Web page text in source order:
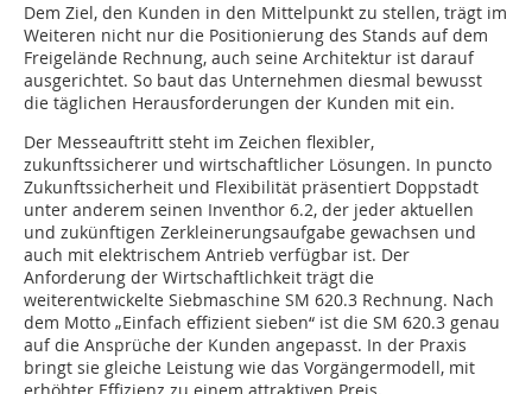
Dem Ziel, den Kunden in den Mittelpunkt zu stellen, trägt im
Weiteren nicht nur die Positionierung des Stands auf dem
Freigelände Rechnung, auch seine Architektur ist darauf
ausgerichtet. So baut das Unternehmen diesmal bewusst
die täglichen Herausforderungen der Kunden mit ein.
Der Messeauftritt steht im Zeichen flexibler,
zukunftssicherer und wirtschaftlicher Lösungen. In puncto
Zukunftssicherheit und Flexibilität präsentiert Doppstadt
unter anderem seinen Inventhor 6.2, der jeder aktuellen
und zukünftigen Zerkleinerungsaufgabe gewachsen und
auch mit elektrischem Antrieb verfügbar ist. Der
Anforderung der Wirtschaftlichkeit trägt die
weiterentwickelte Siebmaschine SM 620.3 Rechnung. Nach
dem Motto „Einfach effizient sieben“ ist die SM 620.3 genau
auf die Ansprüche der Kunden angepasst. In der Praxis
bringt sie gleiche Leistung wie das Vorgängermodell, mit